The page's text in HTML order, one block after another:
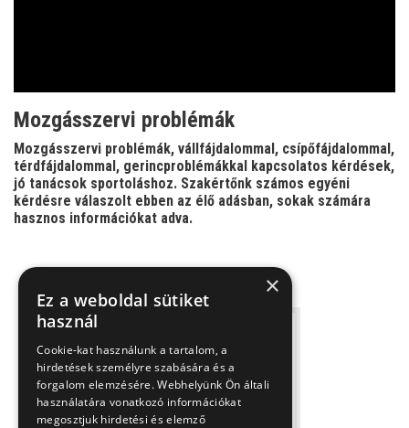
Mozgásszervi problémák
Mozgásszervi problémák, vállfájdalommal, csípőfájdalommal,
térdfájdalommal, gerincproblémákkal kapcsolatos kérdések,
jó tanácsok sportoláshoz. Szakértőnk számos egyéni
kérdésre válaszolt ebben az élő adásban, sokak számára
hasznos információkat adva.
×
Ez a weboldal sütiket
használ
Cookie-kat használunk a tartalom, a
hirdetések személyre szabására és a
forgalom elemzésére. Webhelyünk Ön általi
használatára vonatkozó információkat
megosztjuk hirdetési és elemző